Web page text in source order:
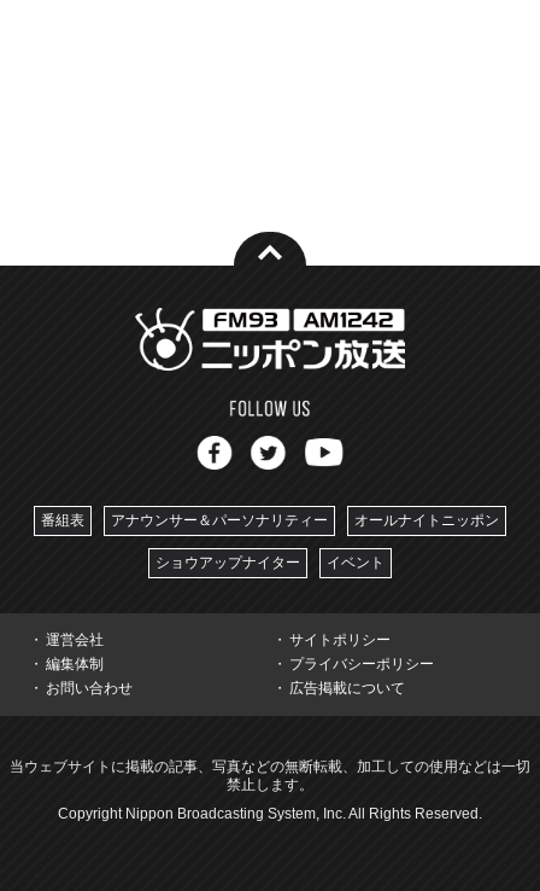
番組表 アナウンサー＆パーソナリティー オールナイトニッポン
ショウアップナイター イベント
運営会社
サイトポリシー
編集体制
プライバシーポリシー
お問い合わせ
広告掲載について
当ウェブサイトに掲載の記事、写真などの無断転載、加工しての使用などは一切
禁止します。
Copyright Nippon Broadcasting System, Inc. All Rights Reserved.